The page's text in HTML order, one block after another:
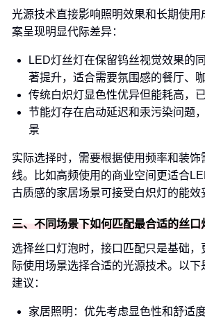
光源技术直接影响照明效果和长期使用
案呈现明显代际差异：
LED灯丝灯在保留钨丝视觉效果的
著提升，适合需要氛围感的餐厅、
传统白炽灯显色性优异但能耗高，
节能灯存在启动延迟和汞污染问题
景
实际选择时，需要根据使用频率和装饰
线。比如高频使用的商业空间更适合
古质感的家居场景可接受白炽灯的能效
三、不同场景下如何匹配最合适的丝口
选择丝口灯泡时，接口匹配只是基础，
际使用场景选择合适的光源技术。以下
建议：
家居照明：优先考虑显色性和舒适